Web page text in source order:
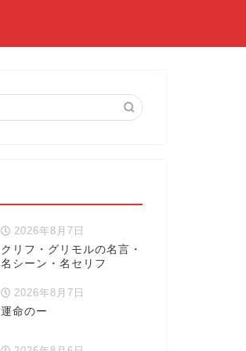
2026年8月7日
クリフ・グリモルの名言・
名シーン・名セリフ
2026年8月7日
運命のー